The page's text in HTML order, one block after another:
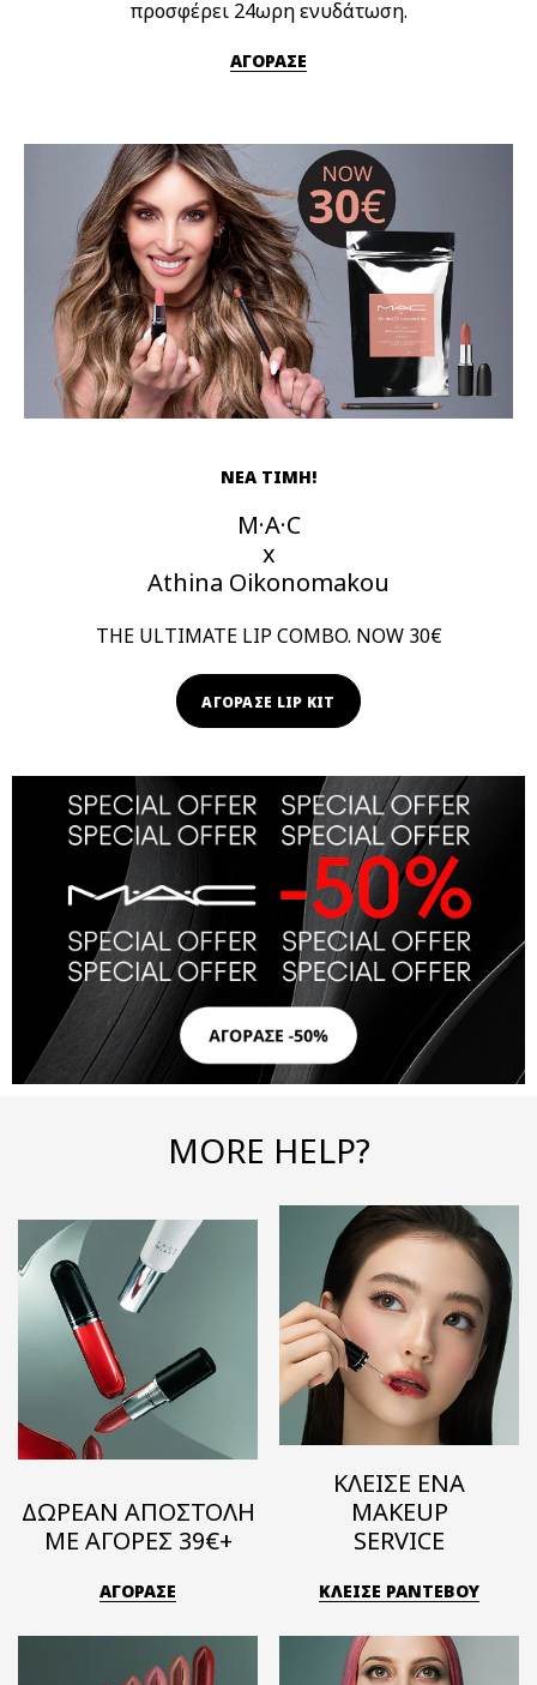
προσφέρει 24ωρη ενυδάτωση.
ΑΓΟΡΑΣΕ
ΝΕΑ ΤΙΜΗ!
M·A·C
x
Athina Oikonomakou
THE ULTIMATE LIP COMBO. NOW 30€
ΑΓΟΡΑΣΕ LIP KIT
MORE HELP?
ΔΩΡΕΑΝ ΑΠΟΣΤΟΛΗ
ΜΕ ΑΓΟΡΕΣ 39€+
ΑΓΟΡΑΣΕ
ΚΛΕΙΣΕ ΕΝΑ
MAKEUP
SERVICE
ΚΛΕΙΣΕ ΡΑΝΤΕΒΟΥ